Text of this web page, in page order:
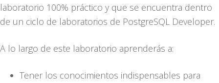
laboratorio 100% práctico y que se encuentra dentro
de un ciclo de laboratorios de PostgreSQL Developer.
A lo largo de este laboratorio aprenderás a:
Tener los conocimientos indispensables para